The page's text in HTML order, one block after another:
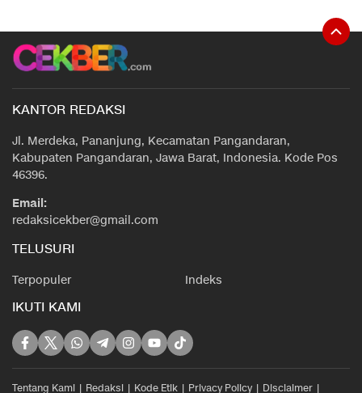
KANTOR REDAKSI
Jl. Merdeka, Pananjung, Kecamatan Pangandaran,
Kabupaten Pangandaran, Jawa Barat, Indonesia. Kode Pos
46396.
Email:
redaksicekber@gmail.com
TELUSURI
Terpopuler Indeks
IKUTI KAMI
Tentang Kami Redaksi Kode Etik Privacy Policy Disclaimer